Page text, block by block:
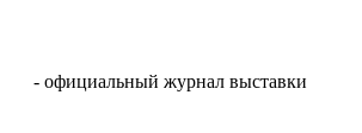
- официальный журнал выставки